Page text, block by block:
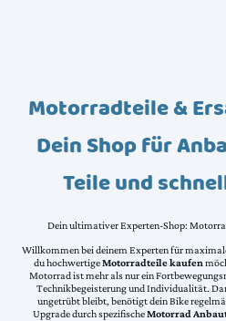
Motorradteile &
Dein Shop für
Teile und
Dein ultimativer Experten-Shop:
Willkommen bei deinem Experten für
du hochwertigeMotorradteile kaufen
Motorrad ist mehr als nur ein
Technikbegeisterung und Individualität.
ungetrübt bleibt, benötigt dein Bike
Upgrade durch spezifischeMotorrad